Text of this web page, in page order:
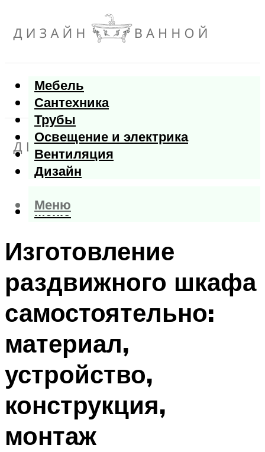
Мебель
Сантехника
Трубы
Освещение и электрика
Вентиляция
Дизайн
Меню
Меню
Изготовление
раздвижного шкафа
самостоятельно:
материал,
устройство,
конструкция,
монтаж